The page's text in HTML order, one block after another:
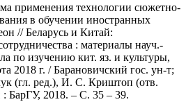
применения технологии сюжетно-
в обучении иностранных
// Беларусь и Китай:
: материалы науч.-
по изучению кит. яз. и культуры,
2018 г. / Барановичский гос. ун-т;
(гл. ред.), И. С. Криштоп (отв.
БарГУ, 2018. – С. 35 – 39.